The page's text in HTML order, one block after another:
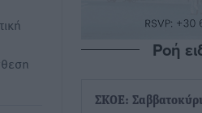
Ροή
ΣΚΟΕ: